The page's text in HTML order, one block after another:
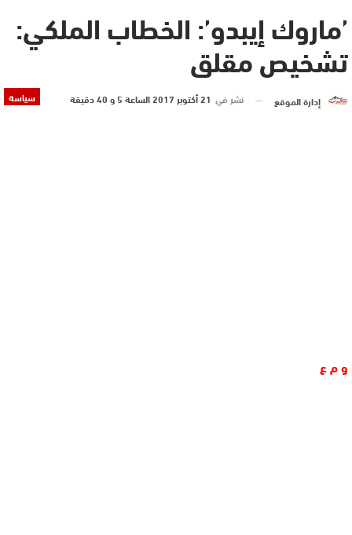
’ماروك إيبدو’: الخطاب الملكي:
تشخيص مقلق
سياسة إدارة الموقع نشر في 21 أكتوبر 2017 الساعة 5 و 40 دقيقة
و م ع